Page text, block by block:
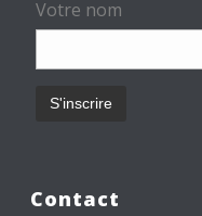
Votre nom
Contact